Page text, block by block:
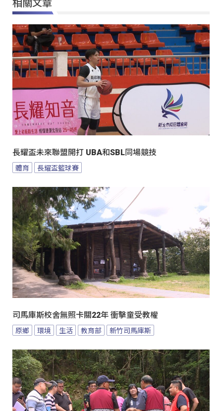
長耀盃未來聯盟開打 UBA和SBL同場競技
體育 長耀盃籃球賽
司馬庫斯校舍無照卡關22年 衝擊童受教權
原鄉 環境 生活 教育部 新竹司馬庫斯